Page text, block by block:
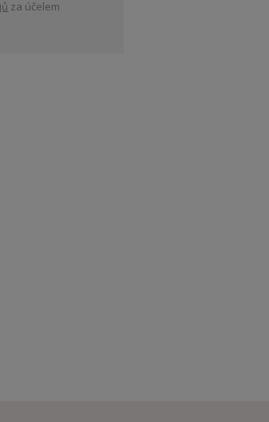
za účelem